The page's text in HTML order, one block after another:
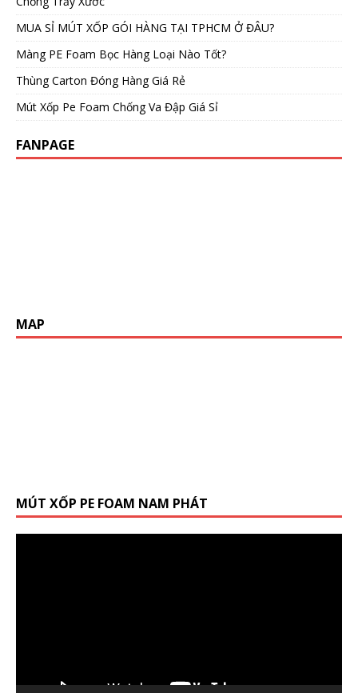
MUA SỈ MÚT XỐP GÓI HÀNG TẠI TPHCM Ở ĐÂU?
Màng PE Foam Bọc Hàng Loại Nào Tốt?
Thùng Carton Đóng Hàng Giá Rẻ
Mút Xốp Pe Foam Chống Va Đập Giá Sỉ
FANPAGE
MAP
MÚT XỐP PE FOAM NAM PHÁT